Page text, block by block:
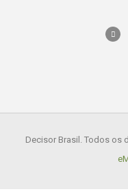
Decisor Brasil. Todos os